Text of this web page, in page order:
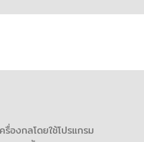
องกลโดยใช้โปรแกรม